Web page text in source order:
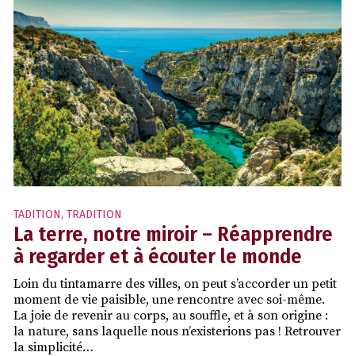
TADITION, TRADITION
La terre, notre miroir – Réapprendre
à regarder et à écouter le monde
Loin du tintamarre des villes, on peut s’accorder un petit
moment de vie paisible, une rencontre avec soi-même.
La joie de revenir au corps, au souffle, et à son origine :
la nature, sans laquelle nous n’existerions pas ! Retrouver
la simplicité…